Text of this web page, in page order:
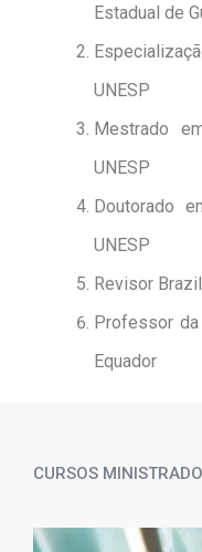
Estadual de
UNESP
Mestrado
UNESP
Doutorado
UNESP
Revisor
Professor da
Equador
CURSOS